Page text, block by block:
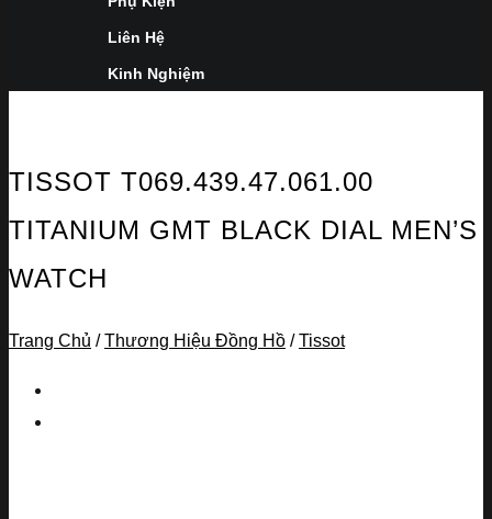
Liên Hệ
Kinh Nghiệm
TISSOT T069.439.47.061.00
TITANIUM GMT BLACK DIAL MEN’S
WATCH
Trang Chủ / Thương Hiệu Đồng Hồ / Tissot